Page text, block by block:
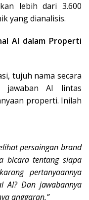
lebih dari 3.600
yang dianalisis.
AI dalam Properti
tujuh nama secara
jawaban AI lintas
properti. Inilah
persaingan brand
bicara tentang siapa
pertanyaannya
AI? Dan jawabannya
anggaran.”